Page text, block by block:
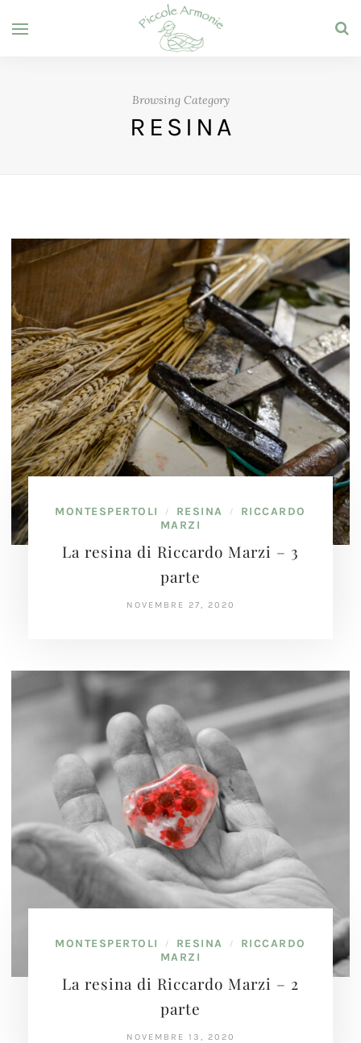
Browsing Category
RESINA
MONTESPERTOLI / RESINA /
RICCARDO
MARZI
La resina di Riccardo Marzi – 3
parte
NOVEMBRE 27, 2020
MONTESPERTOLI / RESINA /
RICCARDO
MARZI
La resina di Riccardo Marzi – 2
parte
NOVEMBRE 13, 2020